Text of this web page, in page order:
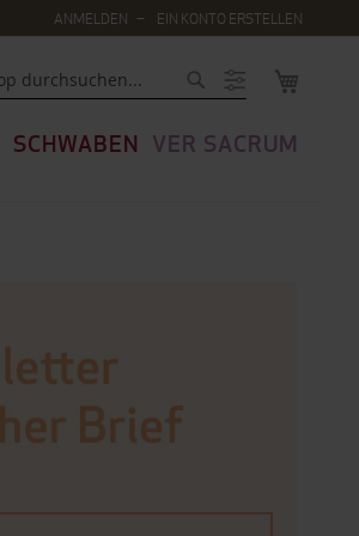
ANMELDEN EIN KONTO ERSTELLEN
SCHWABEN VER SACRUM